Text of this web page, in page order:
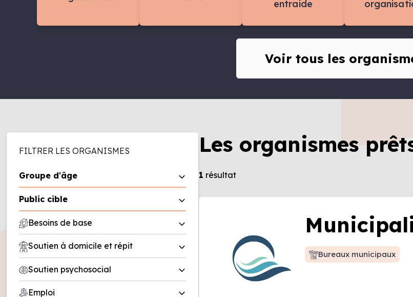
entraide
Voir tous les
FILTRER LES ORGANISMES
Groupe d'âge
0 à 5 ans
6 à 11 ans
12 à 17 ans
18 à 50 ans
Public cible
Homme
Femme
Famille
Entreprise
Organisme
Besoins de base
Aide alimentaire
Friperie
Recherche de logement/office
municipal d’habitation (OMH)
Soutien à domicile et répit
Répit
Soutien à domicile
Soutien psychosocial
Deuil
Emploi
Les organismes
1 résultat
Bureaux municipaux